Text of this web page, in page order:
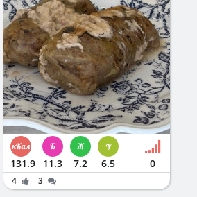
131.9 11.3 7.2 6.5 0
4 3